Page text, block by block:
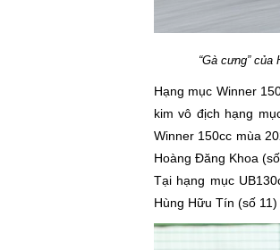
“Gà cưng”
Hạng mục Winner
kim vô địch hạng
Winner 150cc mùa
Hoàng Đăng Khoa
Tại hạng mục
Hùng Hữu Tín (số